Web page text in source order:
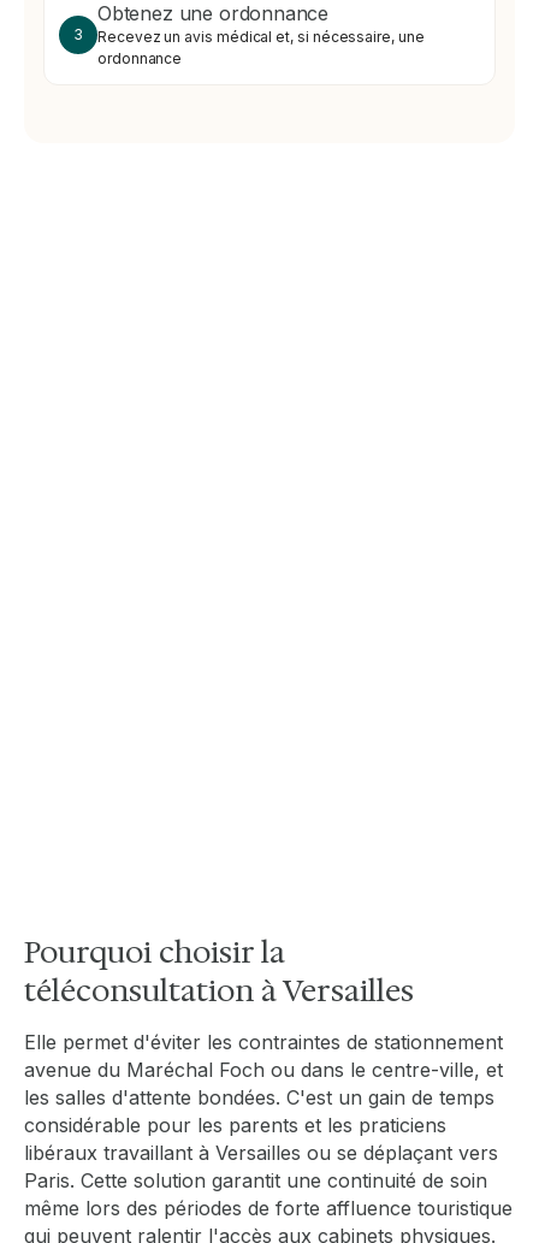
3
Obtenez une ordonnance
Recevez un avis médical et, si nécessaire, une
ordonnance
Pourquoi choisir la
téléconsultation à Versailles
Elle permet d'éviter les contraintes de stationnement
avenue du Maréchal Foch ou dans le centre-ville, et
les salles d'attente bondées. C'est un gain de temps
considérable pour les parents et les praticiens
libéraux travaillant à Versailles ou se déplaçant vers
Paris. Cette solution garantit une continuité de soin
même lors des périodes de forte affluence touristique
qui peuvent ralentir l'accès aux cabinets physiques.